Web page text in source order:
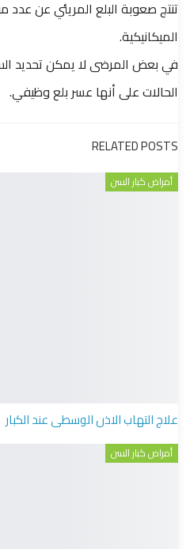
تنتج صعوبة البلع المريئي عن عدد
الميكانيكية.
في بعض المرضى لا يمكن تحديد
الحالات على أنها عسر بلع وظيفي.
RELATED POSTS
أمراض كبار السن
علاج التهاب الاذن الوسطى عند الكبار
أمراض كبار السن